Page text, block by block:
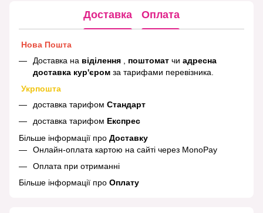
Доставка Оплата
Нова Пошта
Доставка на віділення поштомат чи адресна
доставка кур'єром за тарифами перевізника.
Укрпошта
доставка тарифом Стандарт
доставка тарифом Експрес
Більше інформації про Доставку
Онлайн-оплата картою на сайті через MonoPay
Оплата при отриманні
Більше інформації про Оплату